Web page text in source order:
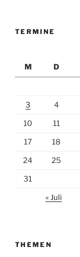
TERMINE
M
D
3 4
10 11
17 18
24 25
31
« Juli
THEMEN